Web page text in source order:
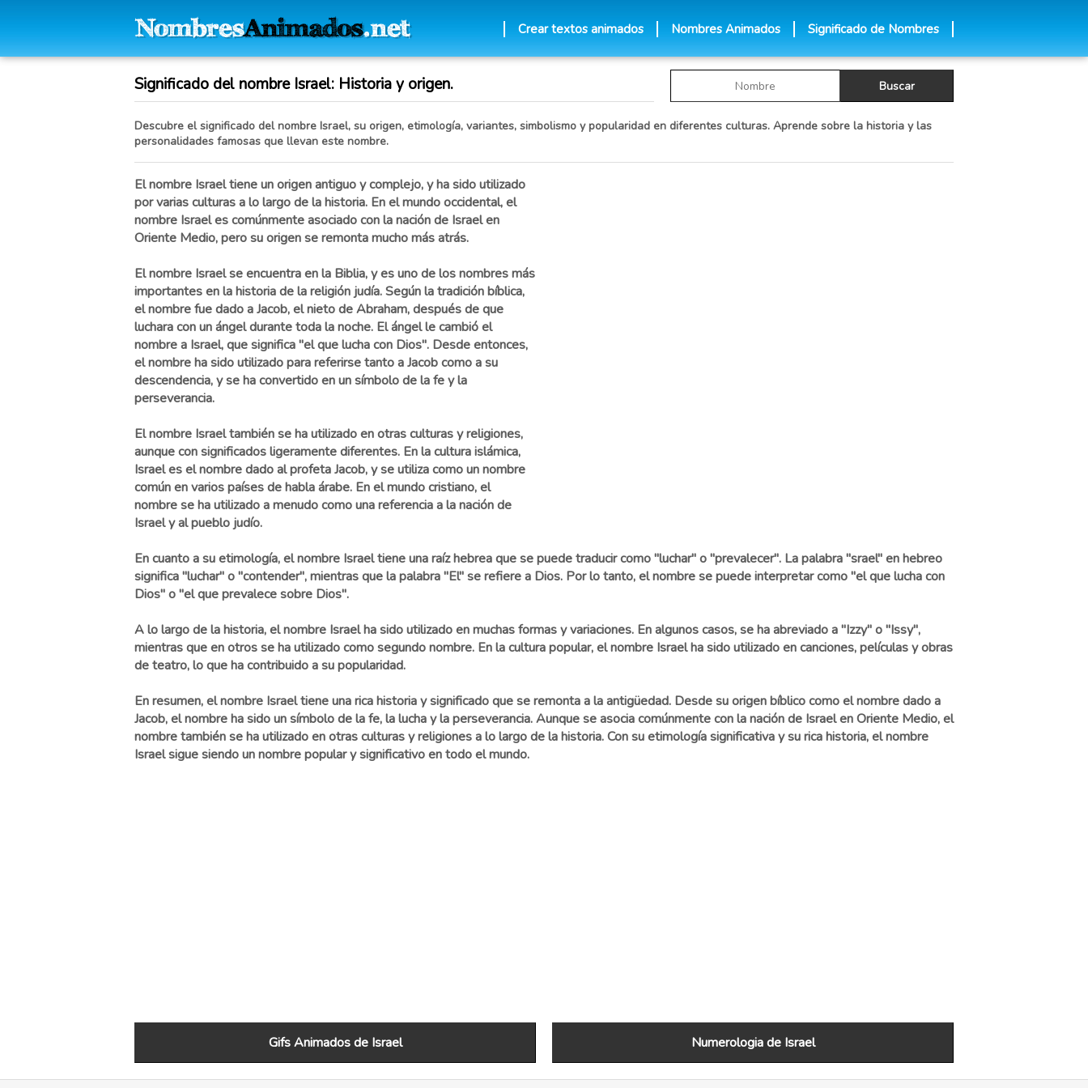
Crear textos animados Nombres Animados Significado de Nombres
Significado del nombre Israel: Historia y origen.
Descubre el significado del nombre Israel, su origen, etimología, variantes, simbolismo y popularidad en diferentes culturas. Aprende sobre la historia y las
personalidades famosas que llevan este nombre.
El nombre Israel tiene un origen antiguo y complejo, y ha sido utilizado
por varias culturas a lo largo de la historia. En el mundo occidental, el
nombre Israel es comúnmente asociado con la nación de Israel en
Oriente Medio, pero su origen se remonta mucho más atrás.
El nombre Israel se encuentra en la Biblia, y es uno de los nombres más
importantes en la historia de la religión judía. Según la tradición bíblica,
el nombre fue dado a Jacob, el nieto de Abraham, después de que
luchara con un ángel durante toda la noche. El ángel le cambió el
nombre a Israel, que significa "el que lucha con Dios". Desde entonces,
el nombre ha sido utilizado para referirse tanto a Jacob como a su
descendencia, y se ha convertido en un símbolo de la fe y la
perseverancia.
El nombre Israel también se ha utilizado en otras culturas y religiones,
aunque con significados ligeramente diferentes. En la cultura islámica,
Israel es el nombre dado al profeta Jacob, y se utiliza como un nombre
común en varios países de habla árabe. En el mundo cristiano, el
nombre se ha utilizado a menudo como una referencia a la nación de
Israel y al pueblo judío.
En cuanto a su etimología, el nombre Israel tiene una raíz hebrea que se puede traducir como "luchar" o "prevalecer". La palabra "srael" en hebreo
significa "luchar" o "contender", mientras que la palabra "El" se refiere a Dios. Por lo tanto, el nombre se puede interpretar como "el que lucha con
Dios" o "el que prevalece sobre Dios".
A lo largo de la historia, el nombre Israel ha sido utilizado en muchas formas y variaciones. En algunos casos, se ha abreviado a "Izzy" o "Issy",
mientras que en otros se ha utilizado como segundo nombre. En la cultura popular, el nombre Israel ha sido utilizado en canciones, películas y obras
de teatro, lo que ha contribuido a su popularidad.
En resumen, el nombre Israel tiene una rica historia y significado que se remonta a la antigüedad. Desde su origen bíblico como el nombre dado a
Jacob, el nombre ha sido un símbolo de la fe, la lucha y la perseverancia. Aunque se asocia comúnmente con la nación de Israel en Oriente Medio, el
nombre también se ha utilizado en otras culturas y religiones a lo largo de la historia. Con su etimología significativa y su rica historia, el nombre
Israel sigue siendo un nombre popular y significativo en todo el mundo.
Gifs Animados de Israel Numerologia de Israel